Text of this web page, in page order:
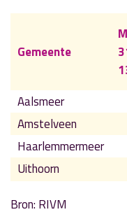
Gemeente
Aalsmeer
Amstelveen
Haarlemmermeer
Uithoorn
Bron: RIVM